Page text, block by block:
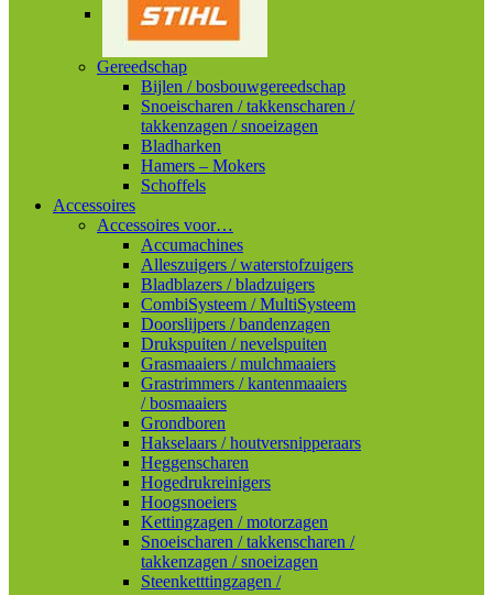
Gereedschap
Bijlen / bosbouwgereedschap
Snoeischaren / takkenscharen /
takkenzagen / snoeizagen
Bladharken
Hamers – Mokers
Schoffels
Accessoires
Accessoires voor…
Accumachines
Alleszuigers / waterstofzuigers
Bladblazers / bladzuigers
CombiSysteem / MultiSysteem
Doorslijpers / bandenzagen
Drukspuiten / nevelspuiten
Grasmaaiers / mulchmaaiers
Grastrimmers / kantenmaaiers
/ bosmaaiers
Grondboren
Hakselaars / houtversnipperaars
Heggenscharen
Hogedrukreinigers
Hoogsnoeiers
Kettingzagen / motorzagen
Snoeischaren / takkenscharen /
takkenzagen / snoeizagen
Steenketttingzagen /